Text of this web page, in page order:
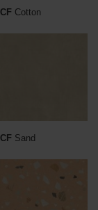
CF Cotton
CF Sand